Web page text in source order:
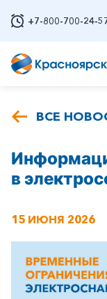
+7-800-700-24-
ВСЕ
в
15 ИЮНЯ 2026